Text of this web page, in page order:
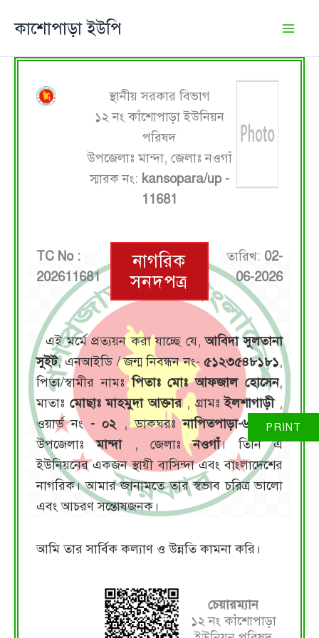
কাশোপাড়া ইউপি
স্থানীয় সরকার বিভাগ
১২ নং কাঁশোপাড়া ইউনিয়ন
পরিষদ
উপজেলাঃ মান্দা, জেলাঃ নওগাঁ
স্মারক নং: kansopara/up -
11681
TC No :
202611681
নাগরিক
সনদপত্র
তারিখ: 02-
06-2026
এই মর্মে প্রত্যয়ন করা যাচ্ছে যে,আবিদা সুলতানা
সুইট, এনআইডি / জন্ম নিবন্ধন নং- ৫১২৩৫৪৮১৮১,
পিতা/স্বামীর নামঃপিতাঃ মোঃ আফজাল হোসেন,
মাতাঃ মোছাঃ মাহমুদা আক্তার, গ্রামঃইলশাগাড়ী ,
ওয়ার্ড নং- ০২ , ডাকঘরঃনাপিতপাড়া-৬৫১০,
উপজেলাঃমান্দা , জেলাঃনওগাঁ। তিনি এ
ইউনিয়নের একজন স্থায়ী বাসিন্দা এবং বাংলাদেশের
নাগরিক। আমার জানামতে তার স্বভাব চরিত্র ভালো
এবং আচরণ সন্তোষজনক।
আমি তার সার্বিক কল্যাণ ও উন্নতি কামনা করি।
চেয়ারম্যান
১২ নং কাঁশোপাড়া